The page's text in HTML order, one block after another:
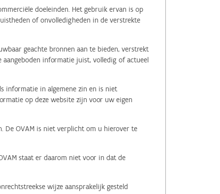
doeleinden. Het gebruik ervan is op
of onvolledigheden in de verstrekte
geachte bronnen aan te bieden, verstrekt
informatie juist, volledig of actueel
informatie in algemene zin en is niet
op deze website zijn voor uw eigen
De OVAM is niet verplicht om u hierover te
staat er daarom niet voor in dat de
wijze aansprakelijk gesteld